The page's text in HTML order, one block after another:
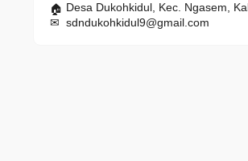
Desa Dukohkidul, Kec. Ngasem,
sdndukohkidul9@gmail.com